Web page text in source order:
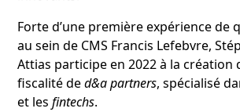
Forte d’une première expérience de
au sein de CMS Francis Lefebvre,
Attias participe en 2022 à la
fiscalité ded&a partners, spécialisé
et lesfintechs.